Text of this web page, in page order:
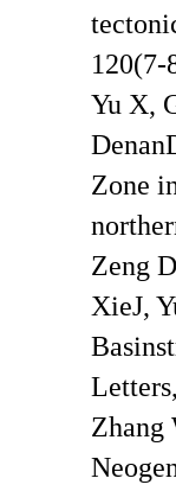
120(7-
Yu X,
Zone
Zeng
XieJ,
Zhang